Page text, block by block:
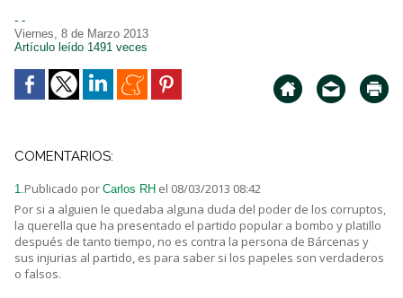
- -
Viernes, 8 de Marzo 2013
Artículo leído 1491 veces
COMENTARIOS:
1.Publicado por Carlos RH el 08/03/2013 08:42
Por si a alguien le quedaba alguna duda del poder de los corruptos,
la querella que ha presentado el partido popular a bombo y platillo
después de tanto tiempo, no es contra la persona de Bárcenas y
sus injurias al partido, es para saber si los papeles son verdaderos
o falsos.